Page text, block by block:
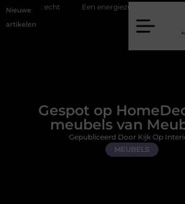
Nieuwe
artikelen
Een energiezuinige hanglamp kopen in
Gespot op
meubels van
MEUBELS
Gepubliceerd Door Kijk Op